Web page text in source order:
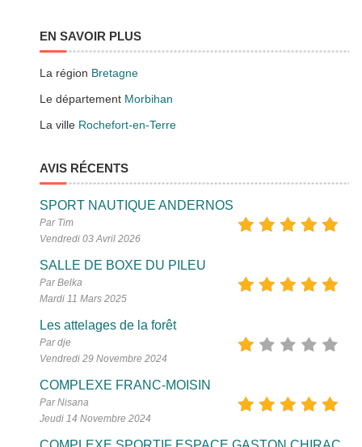
EN SAVOIR PLUS
La région Bretagne
Le département Morbihan
La ville Rochefort-en-Terre
AVIS RÉCENTS
SPORT NAUTIQUE ANDERNOS
Par Tim
Vendredi 03 Avril 2026
SALLE DE BOXE DU PILEU
Par Belka
Mardi 11 Mars 2025
Les attelages de la forêt
Par dje
Vendredi 29 Novembre 2024
COMPLEXE FRANC-MOISIN
Par Nisana
Jeudi 14 Novembre 2024